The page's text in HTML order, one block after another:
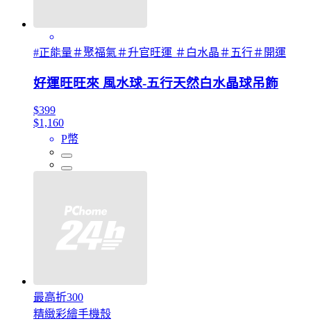
#正能量＃聚福氣＃升官旺運 ＃白水晶＃五行＃開運
好運旺旺來 風水球-五行天然白水晶球吊飾
$399
$1,160
P幣
最高折300
精緻彩繪手機殼